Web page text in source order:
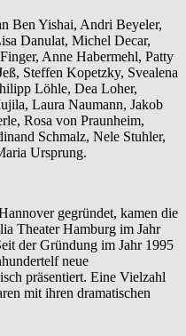
Ben Yishai, Andri Beyeler,
Danulat, Michel Decar,
Anne Habermehl, Patty
Steffen Kopetzky, Svealena
Löhle, Dea Loher,
Laura Naumann, Jakob
Rosa von Praunheim,
Schmalz, Nele Stuhler,
Ursprung.
gegründet, kamen die
Theater Hamburg im Jahr
der Gründung im Jahr 1995
neue
präsentiert. Eine Vielzahl
mit ihren dramatischen